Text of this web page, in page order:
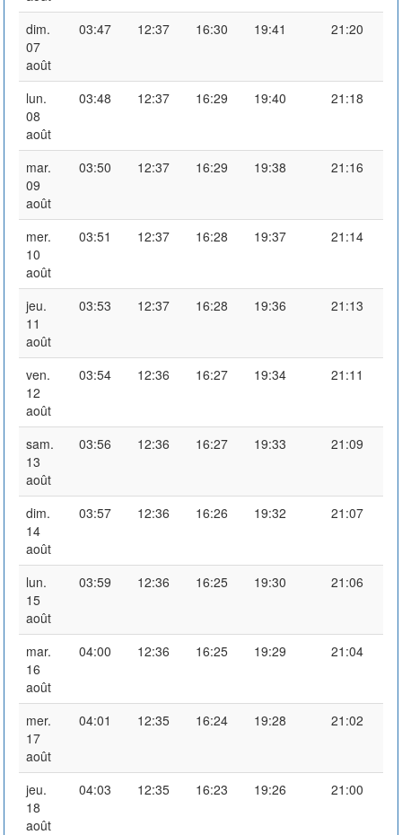
dim.
07
août
03:47 12:37 16:30 19:41 21:20
lun.
08
août
03:48 12:37 16:29 19:40 21:18
mar.
09
août
03:50 12:37 16:29 19:38 21:16
mer.
10
août
03:51 12:37 16:28 19:37 21:14
jeu.
11
août
03:53 12:37 16:28 19:36 21:13
ven.
12
août
03:54 12:36 16:27 19:34 21:11
sam.
13
août
03:56 12:36 16:27 19:33 21:09
dim.
14
août
03:57 12:36 16:26 19:32 21:07
lun.
15
août
03:59 12:36 16:25 19:30 21:06
mar.
16
août
04:00 12:36 16:25 19:29 21:04
mer.
17
août
04:01 12:35 16:24 19:28 21:02
jeu.
18
août
04:03 12:35 16:23 19:26 21:00